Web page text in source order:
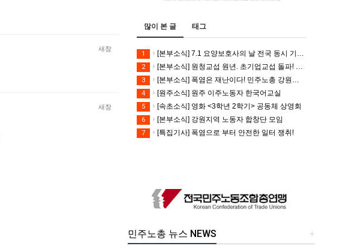
새창
새창
많이 본 글 태그
1 [본부소식] 7.1 요양보호사의 날 전국 동시 기자회견
2 [본부소식] 원청교섭 원년. 초기업교섭 돌파! 모든 노동자의 노동기본권 쟁취! 민주노총 7.15 총파업대회
3 [본부소식] 폭염은 재난이다! 민주노총 강원지역본부 폭염감시단 선포 기자회견
4 [원주소식] 원주 이주노동자 한국어교실
5 [속초소식] 영화 <3학년 2학기> 공동체 상영회
6 [본부소식] 강원지역 노동자 합창단 모임
7 [특집기사] 폭염으로 부터 안전한 일터 쟁취!
+
민주노총 뉴스 NEWS